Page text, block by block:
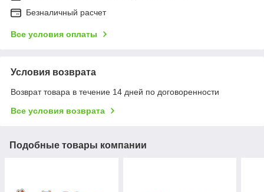
Безналичный расчет
Все условия оплаты
Условия возврата
Возврат товара в течение 14 дней по договоренности
Все условия возврата
Подобные товары компании